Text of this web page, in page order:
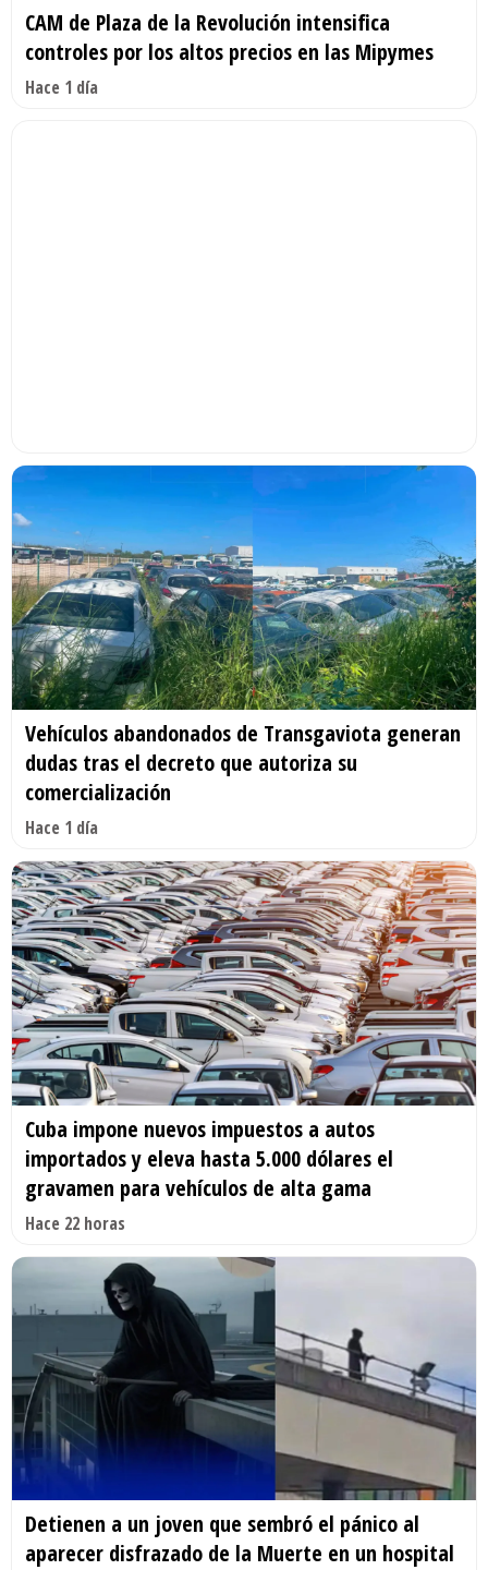
CAM de Plaza de la Revolución intensifica
controles por los altos precios en las Mipymes
Hace 1 día
Vehículos abandonados de Transgaviota generan
dudas tras el decreto que autoriza su
comercialización
Hace 1 día
Cuba impone nuevos impuestos a autos
importados y eleva hasta 5.000 dólares el
gravamen para vehículos de alta gama
Hace 22 horas
Detienen a un joven que sembró el pánico al
aparecer disfrazado de la Muerte en un hospital